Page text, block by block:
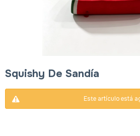
Squishy De Sandía
Este artículo está